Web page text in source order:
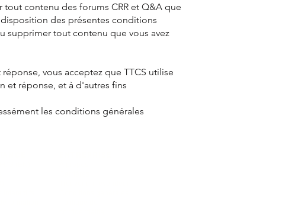
contenu des forums CRR et Q&A que
des présentes conditions
supprimer tout contenu que vous avez
vous acceptez que TTCS utilise
et réponse, et à d'autres fins
les conditions générales